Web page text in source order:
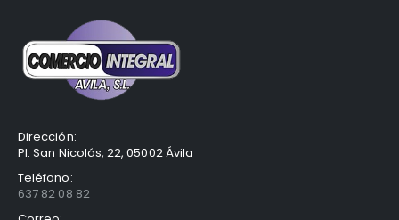
Dirección:
Pl. San Nicolás, 22, 05002 Ávila
Teléfono:
637 82 08 82